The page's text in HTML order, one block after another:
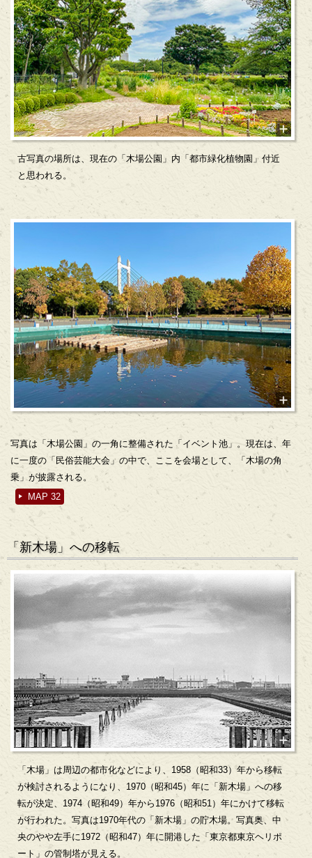
古写真の場所は、現在の「木場公園」内「都市緑化植物園」付近
と思われる。
写真は「木場公園」の一角に整備された「イベント池」。現在は、年
に一度の「民俗芸能大会」の中で、ここを会場として、「木場の角
乗」が披露される。
MAP 32
「新木場」への移転
「木場」は周辺の都市化などにより、1958（昭和33）年から移転
が検討されるようになり、1970（昭和45）年に「新木場」への移
転が決定、1974（昭和49）年から1976（昭和51）年にかけて移転
が行われた。写真は1970年代の「新木場」の貯木場。写真奥、中
央のやや左手に1972（昭和47）年に開港した「東京都東京ヘリポ
ート」の管制塔が見える。